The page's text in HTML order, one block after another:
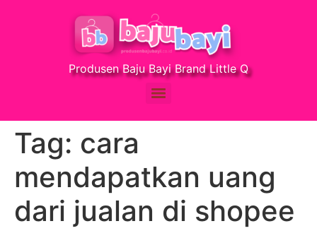
Produsen Baju Bayi Brand Little Q
Tag: cara
mendapatkan uang
dari jualan di shopee